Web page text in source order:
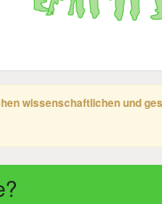
wissenschaftlichen und